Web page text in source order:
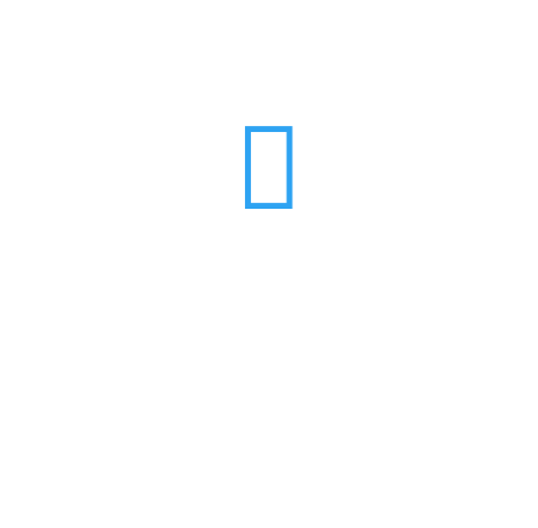
